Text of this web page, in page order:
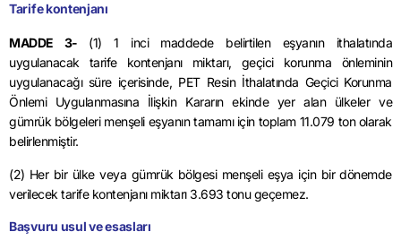
Tarife kontenjanı
MADDE 3- (1) 1 inci maddede belirtilen eşyanın ithalatında
uygulanacak tarife kontenjanı miktarı, geçici korunma önleminin
uygulanacağı süre içerisinde, PET Resin İthalatında Geçici Korunma
Önlemi Uygulanmasına İlişkin Kararın ekinde yer alan ülkeler ve
gümrük bölgeleri menşeli eşyanın tamamı için toplam 11.079 ton olarak
belirlenmiştir.
(2) Her bir ülke veya gümrük bölgesi menşeli eşya için bir dönemde
verilecek tarife kontenjanı miktarı 3.693 tonu geçemez.
Başvuru usul ve esasları